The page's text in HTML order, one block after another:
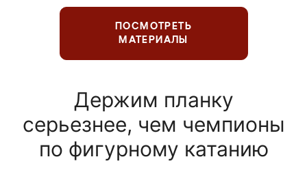
ПОСМОТРЕТЬ
МАТЕРИАЛЫ
Держим планку
серьезнее, чем чемпионы
по фигурному катанию